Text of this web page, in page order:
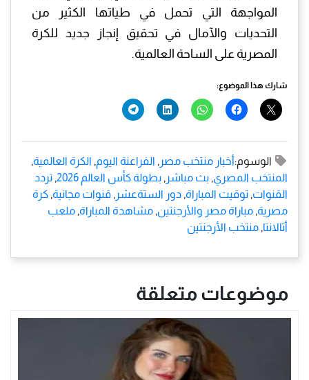
المواجهة التي تحمل في طياتها الكثير من
التحديات والآمال في تحقيق إنجاز جديد للكرة
المصرية على الساحة العالمية.
شارك هذا الموضوع:
الوسوم:أخبار منتخب مصر , الفراعنة اليوم, الكرة العالمية,
المنتخب المصري, بث مباشر , بطولة كأس العالم 2026 , تردد
القنوات, توقيت المباراة, دور الستةعشر , قنوات مجانية, كرة
مصرية, مباراة مصر والأرجنتين, مشاهدة المباراة, ملعب
أتالانتا, منتخب الأرجنتين
موضوعات متعلقة